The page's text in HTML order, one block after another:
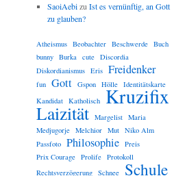
SaoiAebizu Ist es vernünftig, an Gott
zu glauben?
Atheismus Beobachter Beschwerde Buch
bunny Burka cute Discordia
Diskordianismus Eris Freidenker
fun Gott Gspon Hölle Identitätskarte
Kandidat Katholisch Kruzifix
Laizität Margelist Maria
Medjugorje Melchior Mut Niko Alm
Passfoto Philosophie Preis
Prix Courage Prolife Protokoll
Rechtsverzögerung Schnee Schule